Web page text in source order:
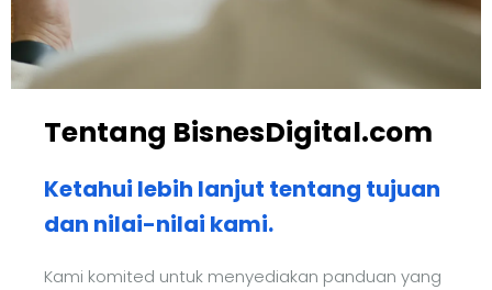
Tentang BisnesDigital.com
Ketahui lebih lanjut tentang tujuan
dan nilai-nilai kami.
Kami komited untuk menyediakan panduan yang